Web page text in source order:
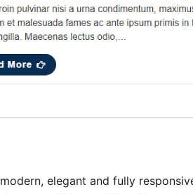
elegant and fully